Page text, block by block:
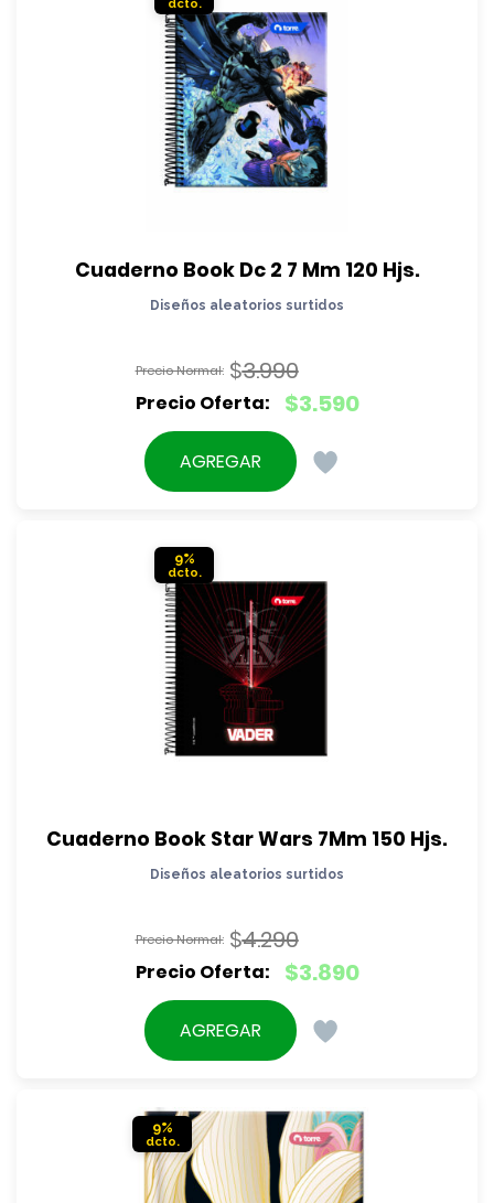
Cuaderno Book Dc 2 7 Mm 120 Hjs.
Diseños aleatorios surtidos
$3.990
El
precio
original
$3.590
El
precio
actual
AGREGAR
9%
Cuaderno Book Star Wars 7Mm 150 Hjs.
Diseños aleatorios surtidos
$4.290
El
precio
original
$3.890
El
precio
actual
$3.890.
AGREGAR
9%